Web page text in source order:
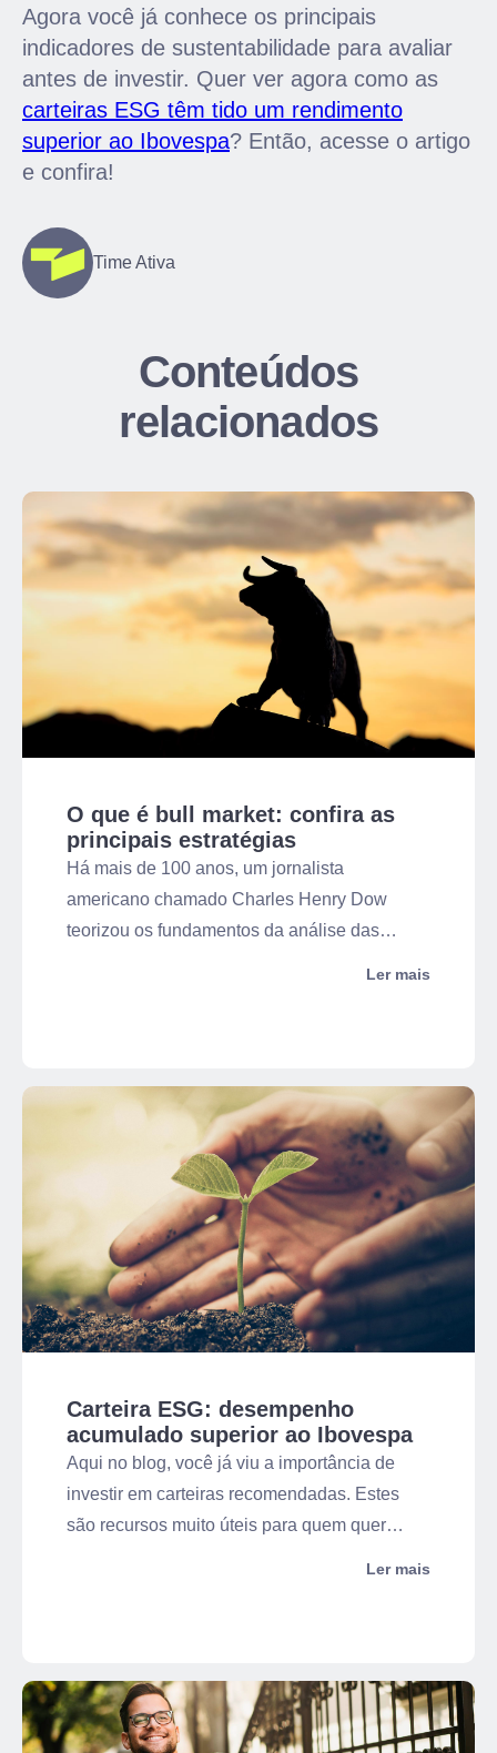
Agora você já conhece os principais
indicadores de sustentabilidade para avaliar
antes de investir. Quer ver agora como as
carteiras ESG têm tido um rendimento
superior ao Ibovespa? Então, acesse o artigo
e confira!
Time Ativa
Conteúdos
relacionados
O que é bull market: confira as
principais estratégias
Há mais de 100 anos, um jornalista
americano chamado Charles Henry Dow
teorizou os fundamentos da análise das
market e bear market?
Ler mais
Carteira ESG: desempenho
acumulado superior ao Ibovespa
Aqui no blog, você já viu a importância de
investir em carteiras recomendadas. Estes
são recursos muito úteis para quem quer
recomendadas e uma delas aplica critérios
relacionados a investimentos responsáveis: a
carteira ESG.
Ler mais